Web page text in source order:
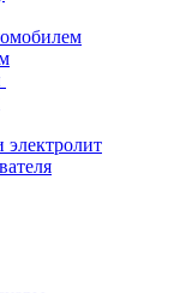
электролит